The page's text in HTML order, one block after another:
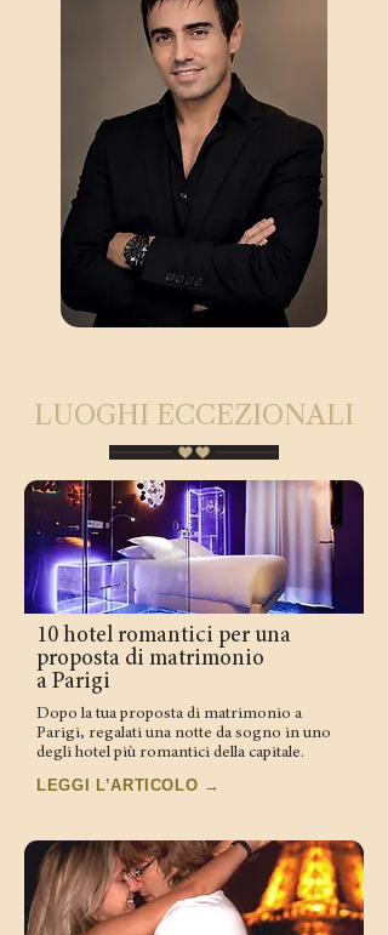
LUOGHI ECCEZIONALI
10 hotel romantici per una
proposta di matrimonio
a Parigi
Dopo la tua proposta di matrimonio a
Parigi, regalati una notte da sogno in uno
degli hotel più romantici della capitale.
LEGGI L’ARTICOLO →